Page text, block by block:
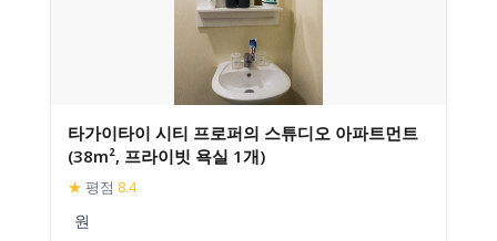
타가이타이 시티 프로퍼의 스튜디오 아파트먼트
(38m², 프라이빗 욕실 1개)
★ 평점 8.4